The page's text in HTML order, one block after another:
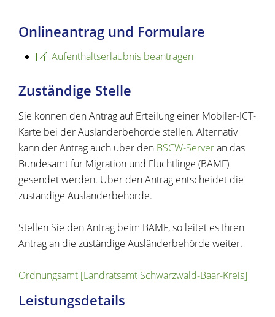
Onlineantrag und Formulare
Aufenthaltserlaubnis beantragen
Zuständige Stelle
Sie können den Antrag auf Erteilung einer Mobiler-ICT-
Karte bei der Ausländerbehörde stellen. Alternativ
kann der Antrag auch über den BSCW-Serveran das
Bundesamt für Migration und Flüchtlinge (BAMF)
gesendet werden. Über den Antrag entscheidet die
zuständige Ausländerbehörde.
Stellen Sie den Antrag beim BAMF, so leitet es Ihren
Antrag an die zuständige Ausländerbehörde weiter.
Ordnungsamt [Landratsamt Schwarzwald-Baar-Kreis]
Leistungsdetails